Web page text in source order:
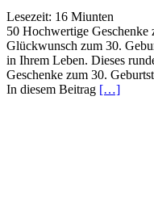
Lesezeit: 16 Miunten
50 Hochwertige Geschenke
Glückwunsch zum 30.
in Ihrem Leben. Dieses
Geschenke zum 30.
In diesem Beitrag […]